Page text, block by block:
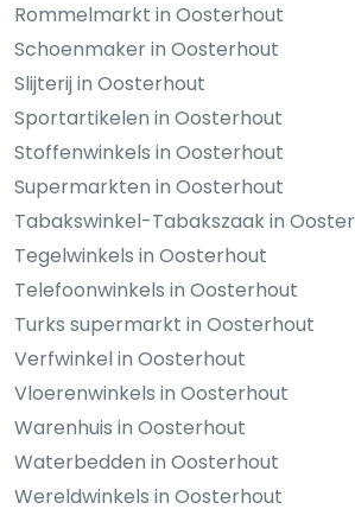
Rommelmarkt in Oosterhout
Schoenmaker in Oosterhout
Slijterij in Oosterhout
Sportartikelen in Oosterhout
Stoffenwinkels in Oosterhout
Supermarkten in Oosterhout
Tabakswinkel-Tabakszaak in
Tegelwinkels in Oosterhout
Telefoonwinkels in Oosterhout
Turks supermarkt in Oosterhout
Verfwinkel in Oosterhout
Vloerenwinkels in Oosterhout
Warenhuis in Oosterhout
Waterbedden in Oosterhout
Wereldwinkels in Oosterhout